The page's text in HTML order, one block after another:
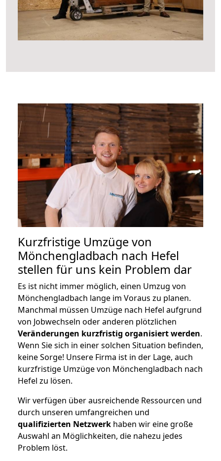
Kurzfristige Umzüge von
Mönchengladbach nach Hefel
stellen für uns kein Problem dar
Es ist nicht immer möglich, einen Umzug von
Mönchengladbach lange im Voraus zu planen.
Manchmal müssen Umzüge nach Hefel aufgrund
von Jobwechseln oder anderen plötzlichen
Veränderungen kurzfristig organisiert werden.
Wenn Sie sich in einer solchen Situation befinden,
keine Sorge! Unsere Firma ist in der Lage, auch
kurzfristige Umzüge von Mönchengladbach nach
Hefel zu lösen.
Wir verfügen über ausreichende Ressourcen und
durch unseren umfangreichen und
qualifizierten Netzwerk haben wir eine große
Auswahl an Möglichkeiten, die nahezu jedes
Problem löst.